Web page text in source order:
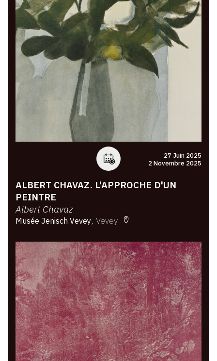
27 Juin 2025
2 Novembre 2025
ALBERT CHAVAZ. L'APPROCHE D'UN
PEINTRE
Albert Chavaz
Musée Jenisch Vevey Vevey